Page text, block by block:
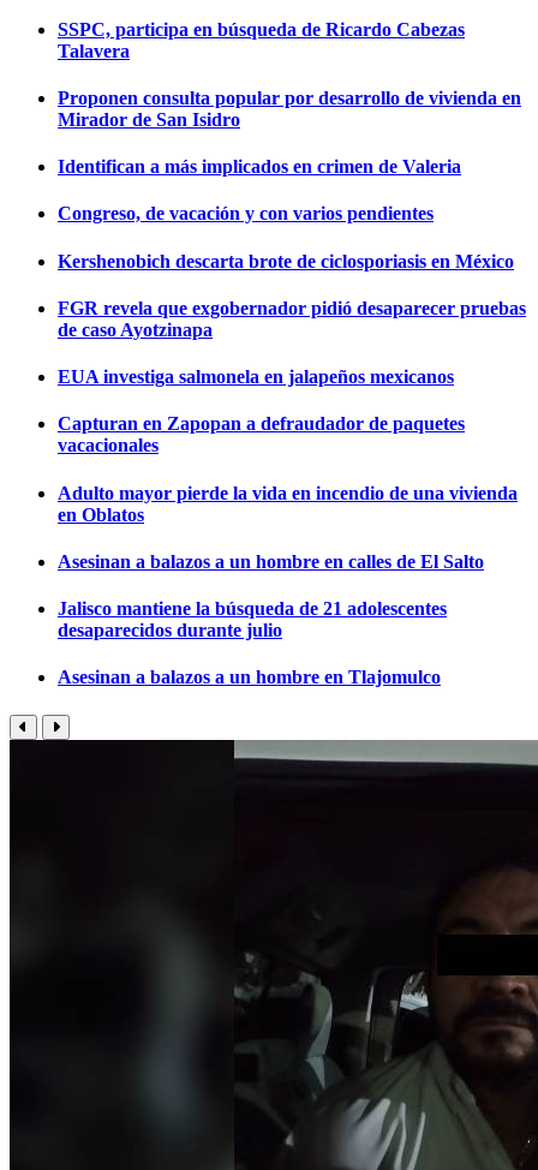
SSPC, participa en búsqueda de Ricardo Cabezas
Talavera
Proponen consulta popular por desarrollo de vivienda en
Mirador de San Isidro
Identifican a más implicados en crimen de Valeria
Congreso, de vacación y con varios pendientes
Kershenobich descarta brote de ciclosporiasis en México
FGR revela que exgobernador pidió desaparecer pruebas
de caso Ayotzinapa
EUA investiga salmonela en jalapeños mexicanos
Capturan en Zapopan a defraudador de paquetes
vacacionales
Adulto mayor pierde la vida en incendio de una vivienda
en Oblatos
Asesinan a balazos a un hombre en calles de El Salto
Jalisco mantiene la búsqueda de 21 adolescentes
desaparecidos durante julio
Asesinan a balazos a un hombre en Tlajomulco